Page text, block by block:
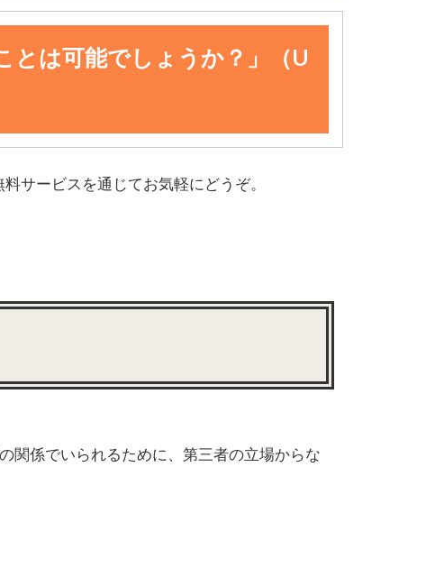
とは可能でしょうか？」（U
サービスを通じてお気軽にどうぞ。
関係でいられるために、第三者の立場からな